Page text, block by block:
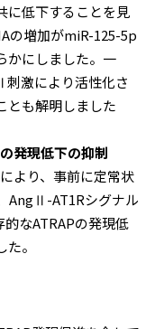
に低下することを見
の増加がmiR-125-5p
かにしました。一
激により活性化さ
とも解明しました
発現低下の抑制
より、事前に定常状
AngⅡ-AT1Rシグナル
なATRAPの発現低
。